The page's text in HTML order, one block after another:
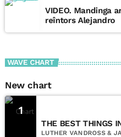
VIDEO. Mandinga
reîntors Alejandro
WAVE CHART
New chart
1
THE BEST THINGS
LUTHER VANDROSS &